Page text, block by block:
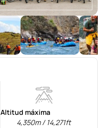
Altitud máxima
4,350m / 14,271ft